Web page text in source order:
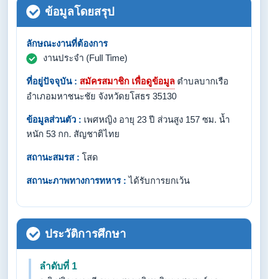
ข้อมูลโดยสรุป
ลักษณะงานที่ต้องการ
งานประจำ (Full Time)
ที่อยู่ปัจจุบัน : สมัครสมาชิก เพื่อดูข้อมูล ตำบลบากเรือ
อำเภอมหาชนะชัย จังหวัดยโสธร 35130
ข้อมูลส่วนตัว : เพศหญิง อายุ 23 ปี ส่วนสูง 157 ซม. น้ำ
หนัก 53 กก. สัญชาติไทย
สถานะสมรส : โสด
สถานะภาพทางการทหาร : ได้รับการยกเว้น
ประวัติการศึกษา
ลำดับที่ 1